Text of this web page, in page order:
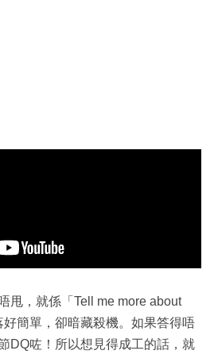
甩，就係「Tell me more about
簡單，卻暗藏殺機。如果答得唔
DQ咗！所以想見得成工的話，就